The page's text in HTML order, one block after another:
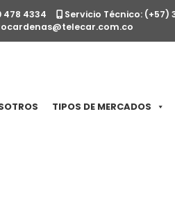
478 4334 Servicio Técnico: (+57)
TIPOS DE MERCADOS